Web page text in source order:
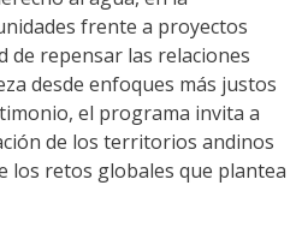
frente a proyectos
de repensar las relaciones
desde enfoques más justos
el programa invita a
de los territorios andinos
los retos globales que plantea